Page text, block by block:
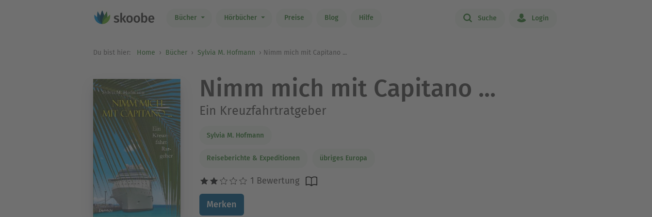
Bücher Hörbücher Preise Blog Hilfe Suche Login
Du bist hier: Home Bücher Sylvia M. Hofmann Nimm mich mit Capitano ...
Nimm mich mit Capitano ...
Ein Kreuzfahrtratgeber
Sylvia M. Hofmann
Reiseberichte & Expeditionen übriges Europa
1 Bewertung
Merken